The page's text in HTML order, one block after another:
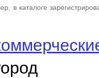
в каталоге